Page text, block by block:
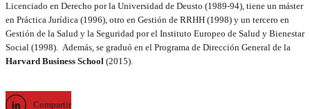
Licenciado en Derecho por la Universidad de Deusto (1989-94), tiene un máster
en Práctica Jurídica (1996), otro en Gestión de RRHH (1998) y un tercero en
Gestión de la Salud y la Seguridad por el Instituto Europeo de Salud y Bienestar
Social (1998). Además, se graduó en el Programa de Dirección General de la
Harvard Business School (2015).
Compartir